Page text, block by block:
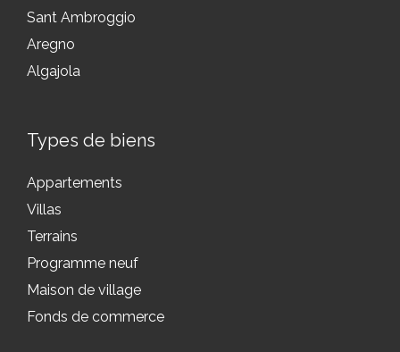
Sant Ambroggio
Aregno
Algajola
Types de biens
Appartements
Villas
Terrains
Programme neuf
Maison de village
Fonds de commerce